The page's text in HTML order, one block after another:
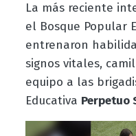
La más reciente
el Bosque Popular
entrenaron
signos vitales,
equipo a las
Educativa Perpetuo